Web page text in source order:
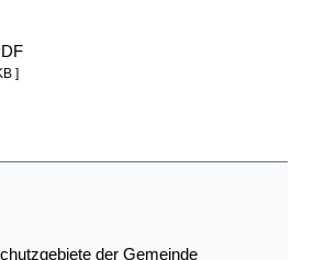
]
der Gemeinde